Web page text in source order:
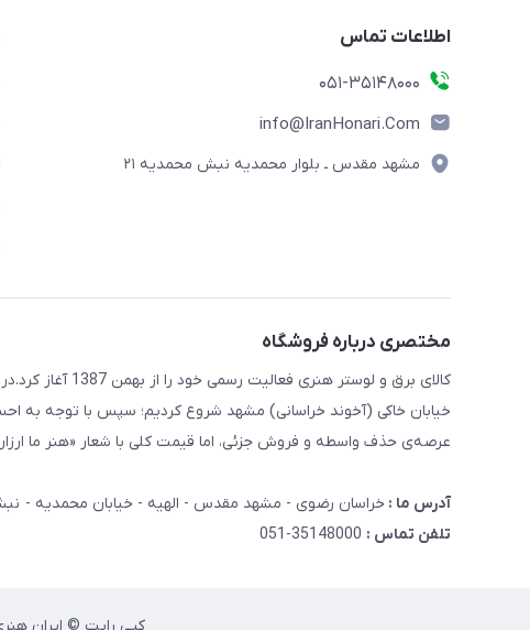
اطلاعات تماس
۰۵۱-۳۵۱۴۸۰۰۰
info@IranHonari.Com
مشهد مقدس ـ بلوار محمدیه نبش محمدیه ۲۱
مختصری درباره فروشگاه
کالای برق و
خیابان خاکی (آخوند خراسانی) مشهد شروع کردیم؛ سپس با توجه به
عرصه‌ی حذف واسطه و فروش جزئی، اما قیمت کلی با شعار «هنر ما
آدرس ما : خراسان رضوی - مشهد مقدس - الهیه - خیابان محمدیه - نبش محمدیه 21 کالای
تلفن تماس :
کپی رایت © ایران